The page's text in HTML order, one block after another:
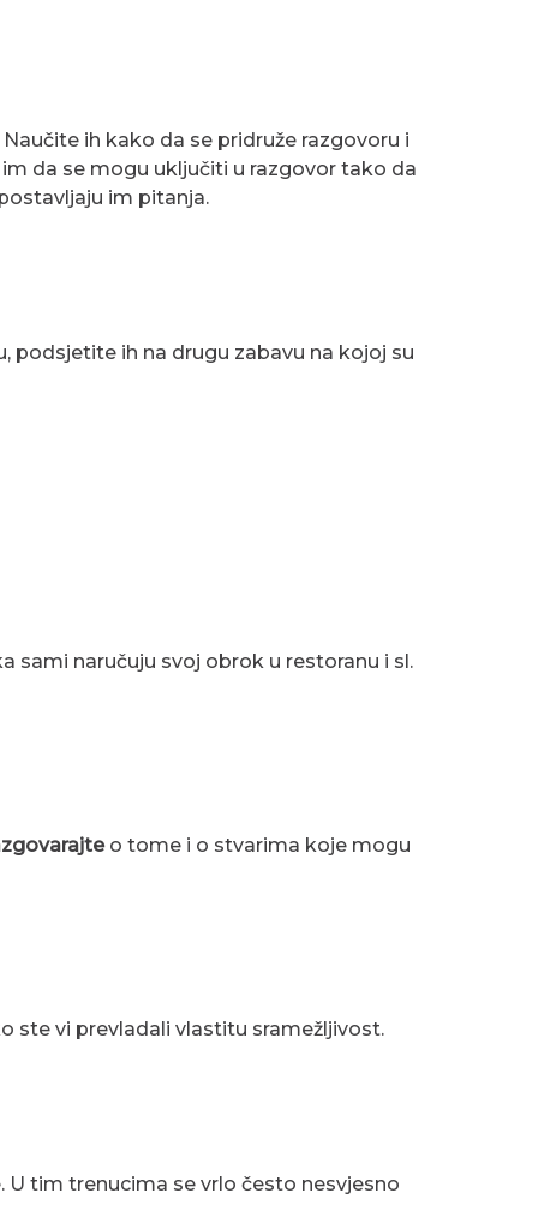
ih kako da se pridruže razgovoru i
da se mogu uključiti u razgovor tako da
im pitanja.
podsjetite ih na drugu zabavu na kojoj su
naručuju svoj obrok u restoranu i sl.
o tome i o stvarima koje mogu
ste vi prevladali vlastitu sramežljivost.
U tim trenucima se vrlo često nesvjesno